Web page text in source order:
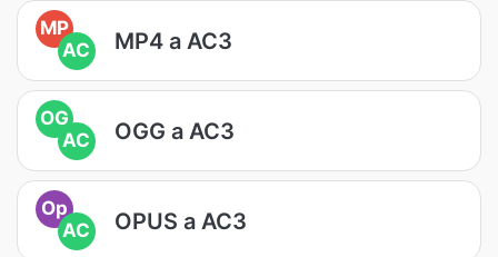
MP
AC
MP4 a AC3
OG
AC
OGG a AC3
Op
AC
OPUS a AC3